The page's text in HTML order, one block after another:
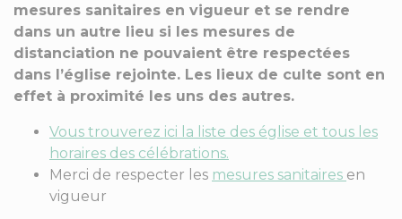
mesures sanitaires en vigueur et se rendre
dans un autre lieu si les mesures de
distanciation ne pouvaient être respectées
dans l’église rejointe. Les lieux de culte sont en
effet à proximité les uns des autres.
Vous trouverez ici la liste des église et tous les
horaires des célébrations.
Merci de respecter les mesures sanitaires en
vigueur